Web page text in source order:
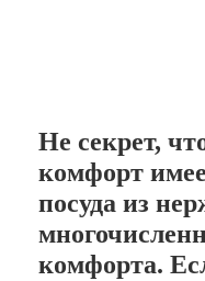
Не секрет,
комфорт
посуда из
комфорта.